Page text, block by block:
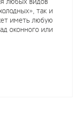
так и
иметь любую
оконного или